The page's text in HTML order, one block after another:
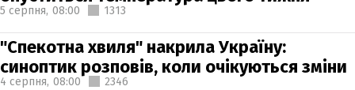
5 серпня, 08:00 1313
"Спекотна хвиля" накрила Україну:
синоптик розповів, коли очікуються зміни
4 серпня, 08:00 2346